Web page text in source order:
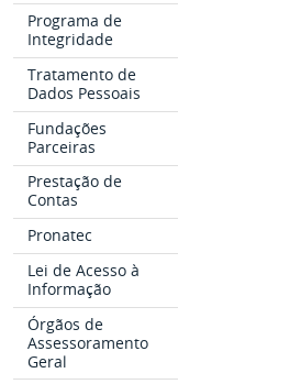
Programa de
Integridade
Tratamento de
Dados Pessoais
Fundações
Parceiras
Prestação de
Contas
Pronatec
Lei de Acesso à
Informação
Órgãos de
Assessoramento
Geral